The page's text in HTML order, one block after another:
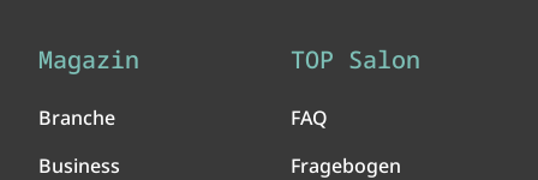
Magazin
Branche
Business
TOP Salon
FAQ
Fragebogen